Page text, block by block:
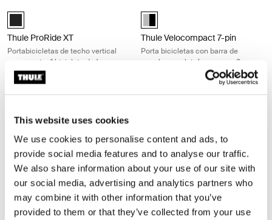
This website uses cookies
We use cookies to personalise content and ads, to
provide social media features and to analyse our traffic.
We also share information about your use of our site with
our social media, advertising and analytics partners who
may combine it with other information that you’ve
provided to them or that they’ve collected from your use
Thule ProRide XT Negro (selected)
Thule ProRide XT
Portabicicletas de techo vertical
para montar 1 bicicleta de forma
rápida y sencilla
Thule VeloCompact 2 7-pin
Thule Velocompact 7-pin
Porta bicicletas con barra de
remolque y plataforma para 2
bicicletas y 7 pasadores
Thule Velocompact 7-pin
Porta bicicletas con barra de
remolque y plataforma para 3
bicicletas y 7 pasadores
negro/aluminio
Thule FastRide
Portabicicletas de techo con
montaje en horquilla, fácil de usar,
para bicicletas con cierre rápido
Thule UpRide Portabicicletas de techo vertical para una carga rápida
Thule UpRide Aluminum/Black (selected)
Thule Helium Platform XT
aluminium (selected)